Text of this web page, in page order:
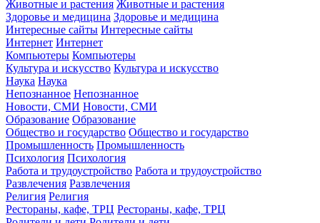
Животные и растения Животные и растения
Здоровье и медицина Здоровье и медицина
Интересные сайты Интересные сайты
Интернет Интернет
Компьютеры Компьютеры
Культура и искусство Культура и искусство
Наука Наука
Непознанное Непознанное
Новости, СМИ Новости, СМИ
Образование Образование
Общество и государство Общество и государство
Промышленность Промышленность
Психология Психология
Работа и трудоустройство Работа и трудоустройство
Развлечения Развлечения
Религия Религия
Рестораны, кафе, ТРЦ Рестораны, кафе, ТРЦ